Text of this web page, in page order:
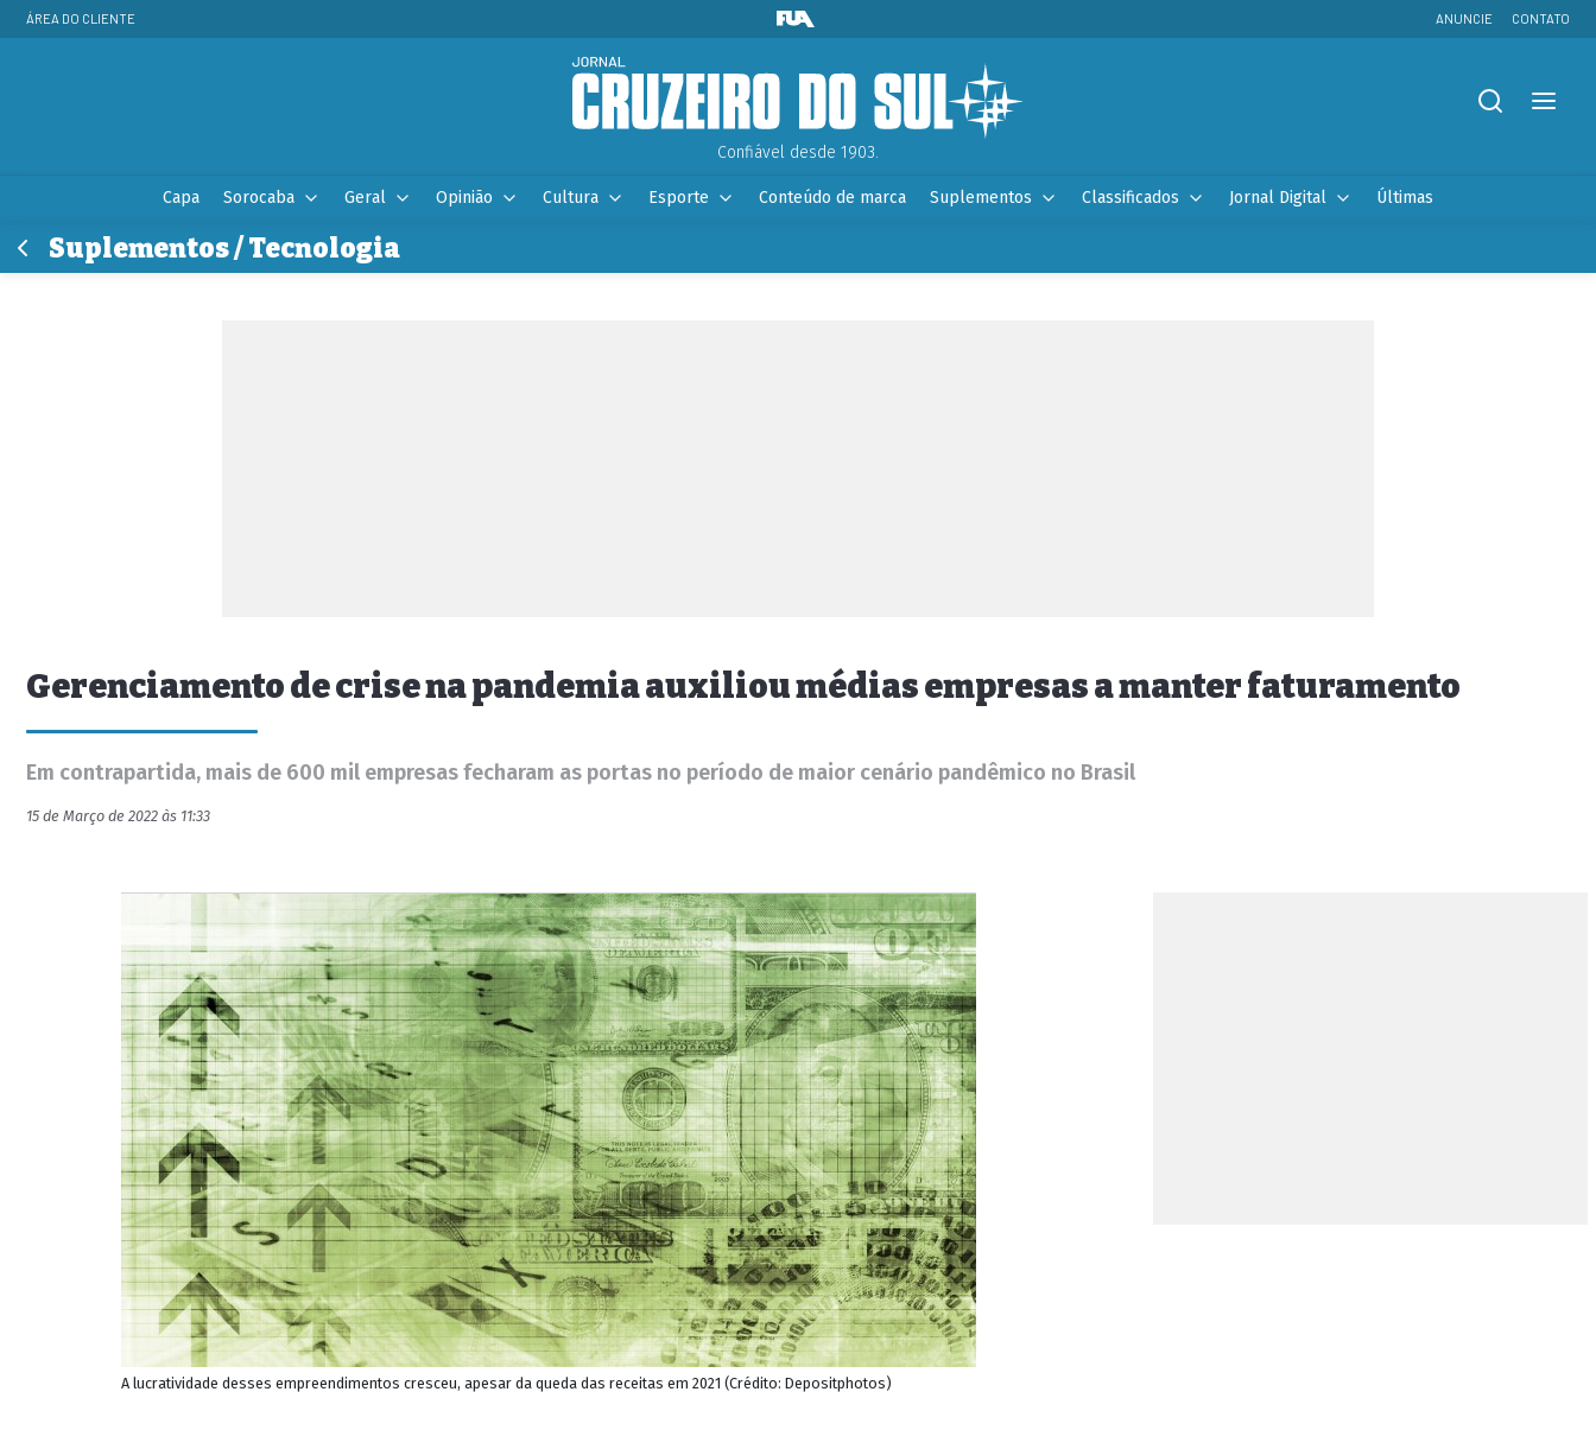
ÁREA DO CLIENTE ANUNCIE CONTATO
Confiável desde 1903.
Capa Sorocaba Geral Opinião Cultura Esporte Conteúdo de marca Suplementos Classificados Jornal Digital Últimas
Suplementos / Tecnologia
Gerenciamento de crise na pandemia auxiliou médias empresas a manter faturamento
Em contrapartida, mais de 600 mil empresas fecharam as portas no período de maior cenário pandêmico no Brasil
15 de Março de 2022 às 11:33
A lucratividade desses empreendimentos cresceu, apesar da queda das receitas em 2021 (Crédito: Depositphotos)